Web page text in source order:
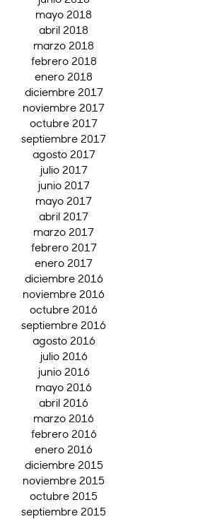
mayo 2018
abril 2018
marzo 2018
febrero 2018
enero 2018
diciembre 2017
noviembre 2017
octubre 2017
septiembre 2017
agosto 2017
julio 2017
junio 2017
mayo 2017
abril 2017
marzo 2017
febrero 2017
enero 2017
diciembre 2016
noviembre 2016
octubre 2016
septiembre 2016
agosto 2016
julio 2016
junio 2016
mayo 2016
abril 2016
marzo 2016
febrero 2016
enero 2016
diciembre 2015
noviembre 2015
octubre 2015
septiembre 2015